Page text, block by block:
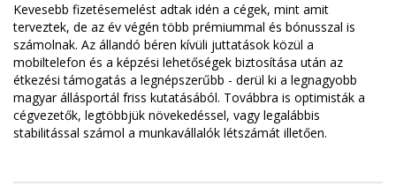
Kevesebb fizetésemelést adtak idén a cégek, mint amit
terveztek, de az év végén több prémiummal és bónusszal is
számolnak. Az állandó béren kívüli juttatások közül a
mobiltelefon és a képzési lehetőségek biztosítása után az
étkezési támogatás a legnépszerűbb - derül ki a legnagyobb
magyar állásportál friss kutatásából. Továbbra is optimisták a
cégvezetők, legtöbbjük növekedéssel, vagy legalábbis
stabilitással számol a munkavállalók létszámát illetően.